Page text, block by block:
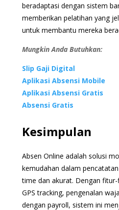
beradaptasi dengan sistem
memberikan pelatihan yang
untuk membantu mereka
Mungkin Anda Butuhkan:
Slip Gaji Digital
Aplikasi Absensi Mobile
Aplikasi Absensi Gratis
Absensi Gratis
Kesimpulan
Absen Online adalah solusi
kemudahan dalam
time dan akurat. Dengan
GPS tracking, pengenalan
dengan payroll, sistem ini